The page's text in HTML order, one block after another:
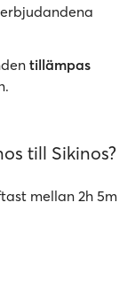
tillämpas
till Sikinos?
mellan 2h 5m